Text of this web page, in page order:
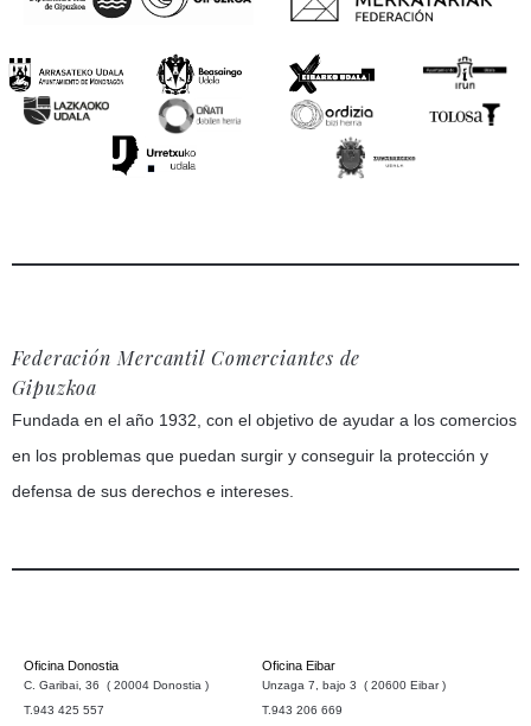
Federación Mercantil Comerciantes de
Gipuzkoa
Fundada en el año 1932, con el objetivo de ayudar a los comercios
en los problemas que puedan surgir y conseguir la protección y
defensa de sus derechos e intereses.
Oficina Donostia
C. Garibai, 36 ( 20004 Donostia )
T.943 425 557
Oficina Eibar
Unzaga 7, bajo 3 ( 20600 Eibar )
T.943 206 669